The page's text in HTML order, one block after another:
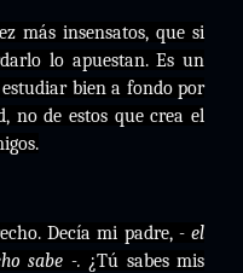
más insensatos, que si
lo apuestan. Es un
bien a fondo por
no de estos que crea el
Decía mi padre, - el
sabe -. ¿Tú sabes mis